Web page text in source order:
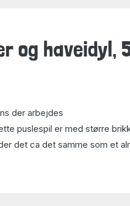
og haveidyl,
der arbejdes
puslespil er med større
det ca det samme som et